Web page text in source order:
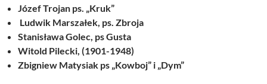
Józef Trojan ps. „Kruk”
Ludwik Marszałek, ps. Zbroja
Stanisława Golec, ps Gusta
Witold Pilecki, (1901-1948)
Zbigniew Matysiak ps „Kowboj” i „Dym”